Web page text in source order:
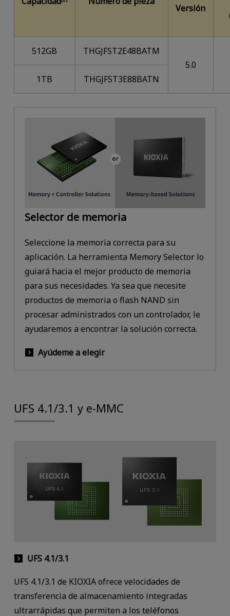
Versión
512GB
THGJFST2E48BATM
5.0
1TB
THGJFST3E88BATN
Selector de memoria
Seleccione la memoria correcta para su
aplicación. La herramienta Memory Selector lo
guiará hacia el mejor producto de memoria
para sus necesidades. Ya sea que necesite
productos de memoria o flash NAND sin
procesar administrados con un controlador, le
ayudaremos a encontrar la solución correcta.
Ayúdeme a elegir
UFS 4.1/3.1 y e-MMC
UFS 4.1/3.1
UFS 4.1/3.1 de KIOXIA ofrece velocidades de
transferencia de almacenamiento integradas
ultrarrápidas que permiten a los teléfonos